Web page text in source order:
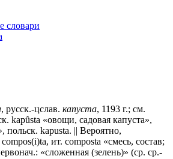
словари
, русск.-цслав. капуста, 1193 г.; см.
kapȗsta «овощи, садовая капуста»,
польск. kapusta. || Вероятно,
ит. соmроstа «смесь, состав;
«сложенная (зелень)» (ср. ср.-